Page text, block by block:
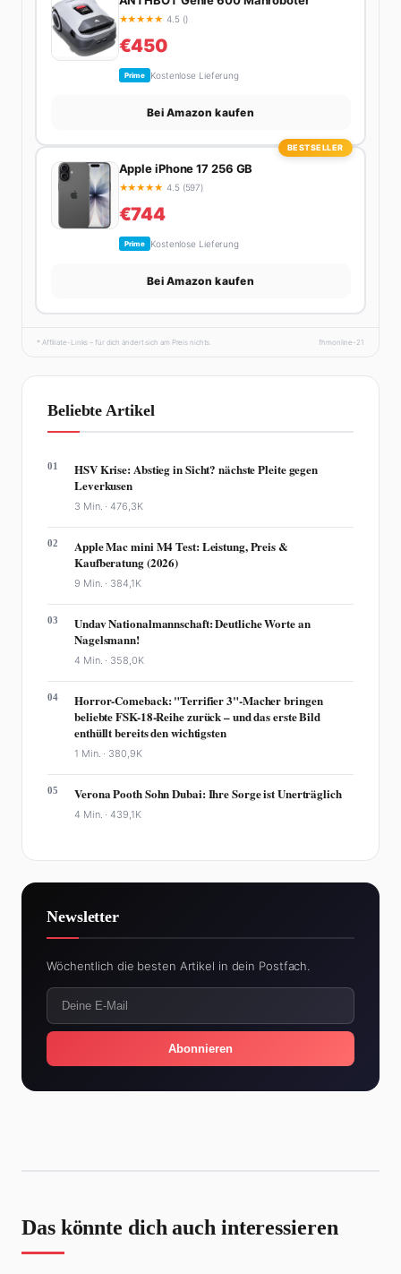
★★★★★ 4.5 ()
€450
Prime Kostenlose Lieferung
Bei Amazon kaufen
BESTSELLER
Apple iPhone 17 256 GB
★★★★★ 4.5 (597)
€744
Prime Kostenlose Lieferung
Bei Amazon kaufen
* Affiliate-Links – für dich ändert sich am Preis nichts. fhmonline-21
Beliebte Artikel
01
HSV Krise: Abstieg in Sicht? nächste Pleite gegen
Leverkusen
3 Min. ·476,3K
02
Apple Mac mini M4 Test: Leistung, Preis &
Kaufberatung (2026)
9 Min. · 384,1K
03
Undav Nationalmannschaft: Deutliche Worte an
Nagelsmann!
4 Min. · 358,0K
04
Horror-Comeback: "Terrifier 3"-Macher bringen
beliebte FSK-18-Reihe zurück – und das erste Bild
enthüllt bereits den wichtigsten
1 Min. · 380,9K
05 Verona Pooth Sohn Dubai: Ihre Sorge ist Unerträglich
4 Min. ·439,1K
Newsletter
Wöchentlich die besten Artikel in dein Postfach.
Abonnieren
Das könnte dich auch interessieren